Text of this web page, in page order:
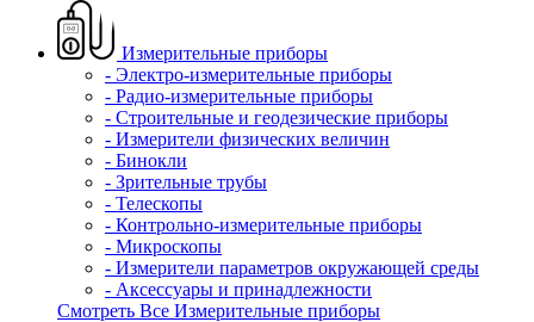
Измерительные приборы
- Электро-измерительные приборы
- Радио-измерительные приборы
- Строительные и геодезические приборы
- Измерители физических величин
- Бинокли
- Зрительные трубы
- Телескопы
- Контрольно-измерительные приборы
- Микроскопы
- Измерители параметров окружающей среды
- Аксессуары и принадлежности
Смотреть Все Измерительные приборы